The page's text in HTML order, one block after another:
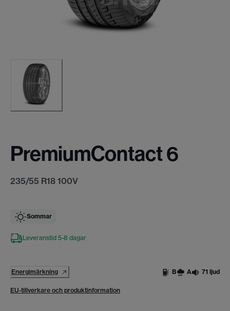
PremiumContact 6
235/55 R18 100V
Sommar
Leveranstid 5-8 dagar
Energimärkning B A 71 ljud
EU-tillverkare och produktinformation